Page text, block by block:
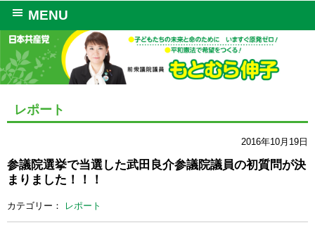
MENU
レポート
2016年10月19日
参議院選挙で当選した武田良介参議院議員の初質問が決
まりました！！！
カテゴリー： レポート